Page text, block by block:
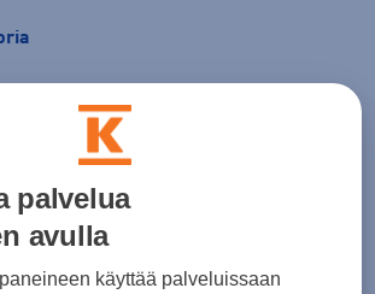
30,00 €
palvelua
avulla
käyttää palveluissaan